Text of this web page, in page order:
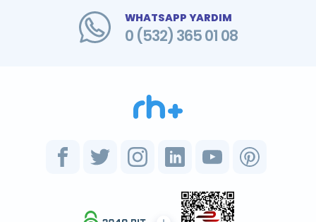
WHATSAPP YARDIM
0 (532) 365 01 08